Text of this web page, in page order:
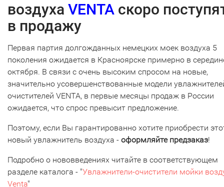
воздуха VENTA скоро
в продажу
Первая партия долгожданных немецких моек воздуха 5
поколения ожидается в Красноярске примерно в
октября. В связи с очень высоким спросом на новые,
значительно усовершенствованные модели
очистителей VENTA, в первые месяцы продаж в России
ожидается, что спрос превысит предложение.
Поэтому, если Вы гарантированно хотите приобрести
новый увлажнитель воздуха - оформляйте предзаказ!
Подробно о нововведениях читайте в соответствующем
разделе каталога - "Увлажнители-очистители мойки
Venta"